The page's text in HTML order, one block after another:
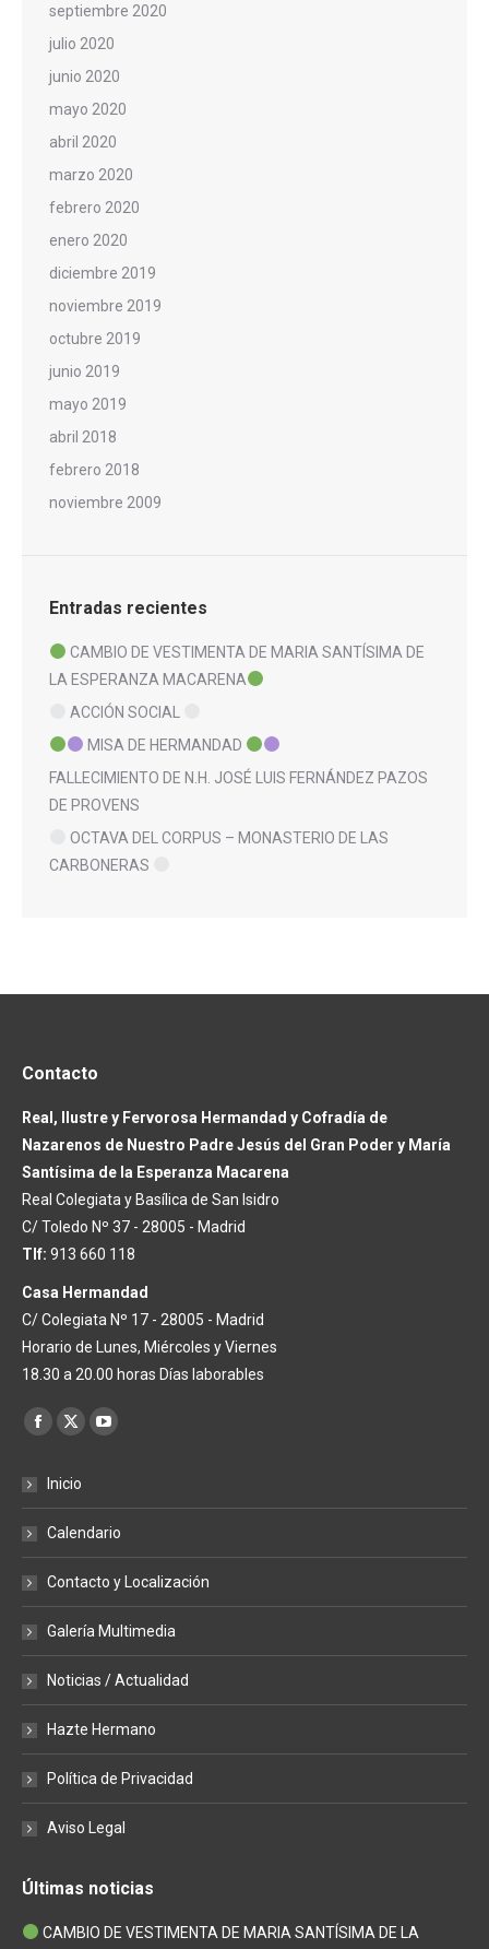
septiembre 2020
julio 2020
junio 2020
mayo 2020
abril 2020
marzo 2020
febrero 2020
enero 2020
diciembre 2019
noviembre 2019
octubre 2019
junio 2019
mayo 2019
abril 2018
febrero 2018
noviembre 2009
Entradas recientes
CAMBIO DE VESTIMENTA DE MARIA SANTÍSIMA DE
LA ESPERANZA MACARENA
ACCIÓN SOCIAL
MISA DE HERMANDAD
FALLECIMIENTO DE N.H. JOSÉ LUIS FERNÁNDEZ PAZOS
DE PROVENS
OCTAVA DEL CORPUS – MONASTERIO DE LAS
CARBONERAS
Contacto
Real, Ilustre y Fervorosa Hermandad y Cofradía de
Nazarenos de Nuestro Padre Jesús del Gran Poder y María
Santísima de la Esperanza Macarena
Real Colegiata y Basílica de San Isidro
C/ Toledo Nº 37 - 28005 - Madrid
Tlf: 913 660 118
Casa Hermandad
C/ Colegiata Nº 17 - 28005 - Madrid
Horario de Lunes, Miércoles y Viernes
18.30 a 20.00 horas Días laborables
Encuéntranos en:
Facebook
opens
new
window
X
opens
window
YouTube
window
Inicio
Calendario
Contacto y Localización
Galería Multimedia
Noticias / Actualidad
Hazte Hermano
Política de Privacidad
Aviso Legal
Últimas noticias
CAMBIO DE VESTIMENTA DE MARIA SANTÍSIMA DE LA